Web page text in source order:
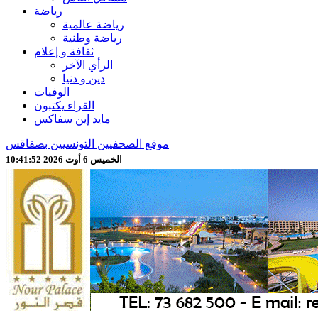
رياضة
رياضة عالمية
رياضة وطنية
ثقافة و إعلام
الرأي الآخر
دين و دنيا
الوفيات
القراء يكتبون
مايد إين سفاكس
موقع الصحفيين التونسيين بصفاقس
الخميس 6 أوت 2026 10:41:54